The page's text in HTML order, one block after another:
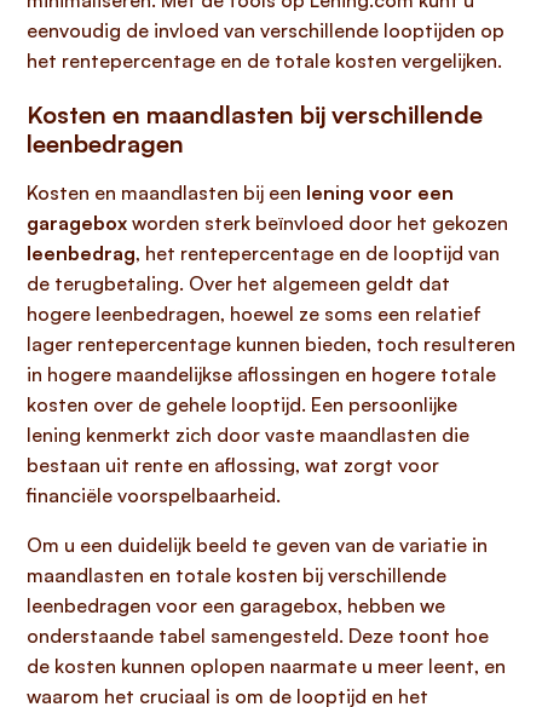
eenvoudig de invloed van verschillende looptijden op
het rentepercentage en de totale kosten vergelijken.
Kosten en maandlasten bij verschillende
leenbedragen
Kosten en maandlasten bij een lening voor een
garagebox worden sterk beïnvloed door het gekozen
leenbedrag, het rentepercentage en de looptijd van
de terugbetaling. Over het algemeen geldt dat
hogere leenbedragen, hoewel ze soms een relatief
lager rentepercentage kunnen bieden, toch resulteren
in hogere maandelijkse aflossingen en hogere totale
kosten over de gehele looptijd. Een persoonlijke
lening kenmerkt zich door vaste maandlasten die
bestaan uit rente en aflossing, wat zorgt voor
financiële voorspelbaarheid.
Om u een duidelijk beeld te geven van de variatie in
maandlasten en totale kosten bij verschillende
leenbedragen voor een garagebox, hebben we
onderstaande tabel samengesteld. Deze toont hoe
de kosten kunnen oplopen naarmate u meer leent, en
waarom het cruciaal is om de looptijd en het